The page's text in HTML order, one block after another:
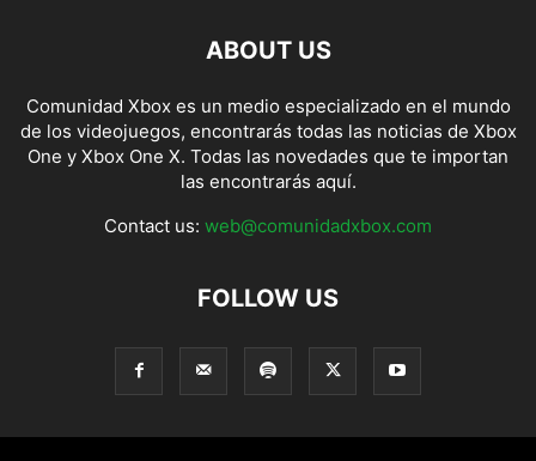
ABOUT US
Comunidad Xbox es un medio especializado en el mundo
de los videojuegos, encontrarás todas las noticias de Xbox
One y Xbox One X. Todas las novedades que te importan
las encontrarás aquí.
Contact us: web@comunidadxbox.com
FOLLOW US